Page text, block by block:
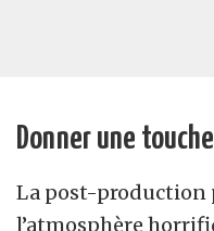
Donner une
La post-production
l’atmosphère